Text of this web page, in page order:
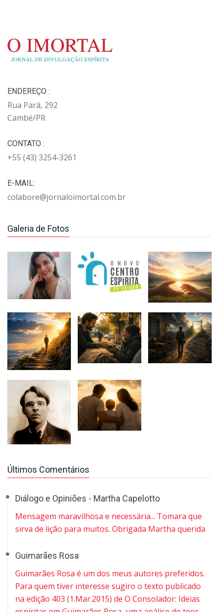
ENDEREÇO :
Rua Pará, 292
Cambé/PR
CONTATO :
+55 (43) 3254-3261
E-MAIL:
colabore@jornaloimortal.com.br
Galeria de Fotos
Últimos Comentários
Diálogo e Opiniões - Martha Capelotto
Mensagem maravilhosa e necessária... Tomara que
sirva de lição para muitos. Obrigada Martha querida
Guimarães Rosa
Guimarães Rosa é um dos meus autores preferidos.
Para quem tiver interesse sugiro o texto publicado
na edição 403 (1.Mar.2015) de O Consolador: Ideias